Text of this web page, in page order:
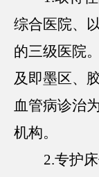
综合医院、
的三级医院
及即墨区、
血管病诊治
机构。
2.专护